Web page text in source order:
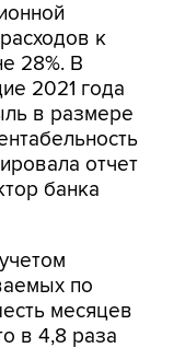
к
28%. В
2021 года
в размере
отчет
банка
по
месяцев
в 4,8 раза